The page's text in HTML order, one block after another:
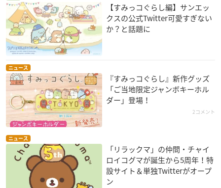
【すみっコぐらし編】サンエッ
クスの公式Twitter可愛すぎない
か？と話題に
ニュース
『すみっコぐらし』新作グッズ
「ご当地限定ジャンボキーホル
ダー」登場！
2コメント
ニュース
「リラックマ」の仲間・チャイ
ロイコグマが誕生から5周年！特
設サイト＆単独Twitterがオープ
ン